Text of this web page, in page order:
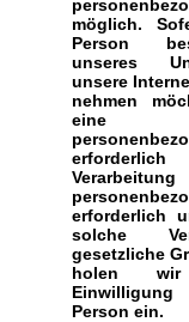
möglich.
Person
unseres
unsere
nehmen
eine
Verarbeitung
erforderlich
solche
gesetzliche
holen
Person ein.